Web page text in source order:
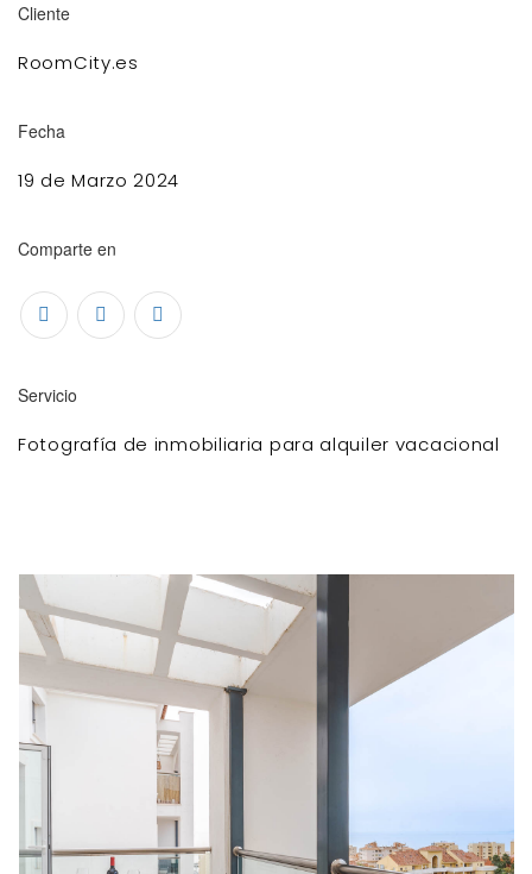
Cliente
RoomCity.es
Fecha
19 de Marzo 2024
Comparte en
Servicio
Fotografía de inmobiliaria para alquiler vacacional